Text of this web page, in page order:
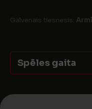
Galvenais tiesnesis:
Spēles gaita